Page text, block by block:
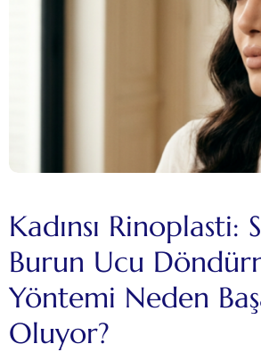
Kadınsı Rinoplasti:
Burun Ucu
Yöntemi Neden
Oluyor?